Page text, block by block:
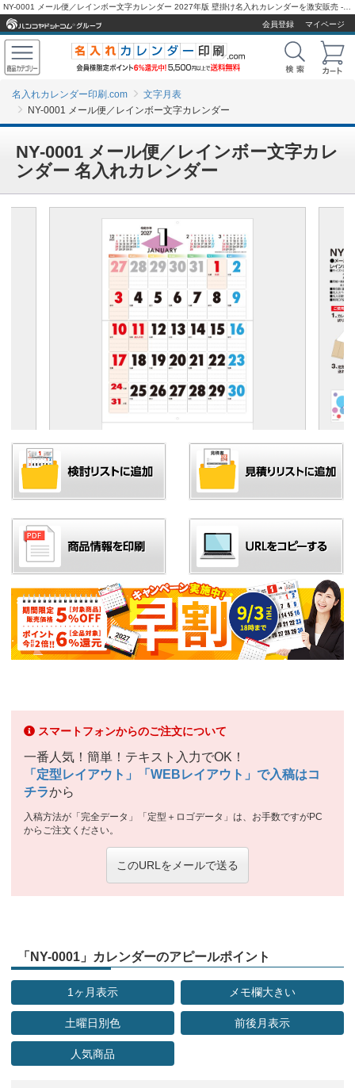
会員登録
マイページ
名入れカレンダー印刷.com
文字月表
NY-0001 メール便／レインボー文字カレンダー
NY-0001 メール便／レインボー文字カレ
ンダー 名入れカレンダー
スマートフォンからのご注文について
一番人気！簡単！テキスト入力でOK！
「定型レイアウト」「WEBレイアウト」で入稿はコ
チラから
入稿方法が「完全データ」「定型＋ロゴデータ」は、お手数ですがPC
からご注文ください。
このURLをメールで送る
「NY-0001」カレンダーのアピールポイント
1ヶ月表示 メモ欄大きい
土曜日別色 前後月表示
人気商品